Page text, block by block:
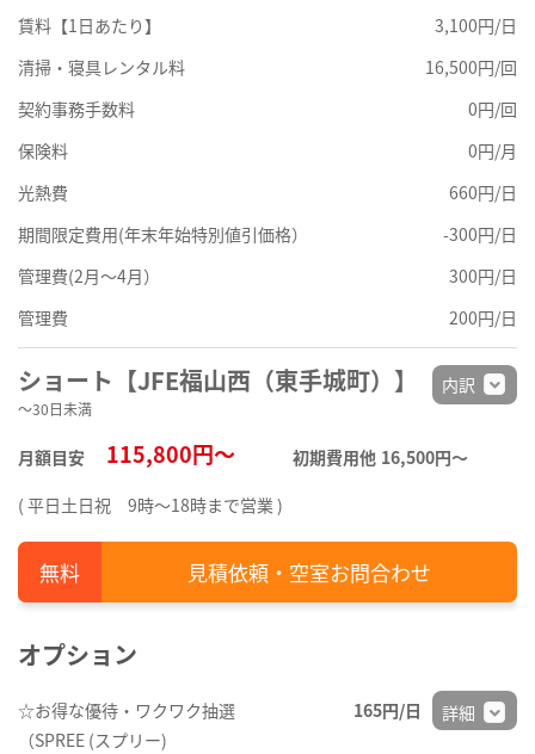
賃料【1日あたり】
3,100円/日
清掃・寝具レンタル料
16,500円/回
契約事務手数料
0円/回
保険料
0円/月
光熱費
660円/日
期間限定費用(年末年始特別値引価格）
-300円/日
管理費(2月～4月）
300円/日
管理費
200円/日
ショート【JFE福山西（東手城町）】
～30日未満
月額目安 115,800円～ 初期費用他 16,500円〜
内訳
( 平日土日祝 9時～18時まで営業 )
見積依頼・空室お問合わせ
オプション
☆お得な優待・ワクワク抽選
（SPREE (スプリー)
165円/日 詳細